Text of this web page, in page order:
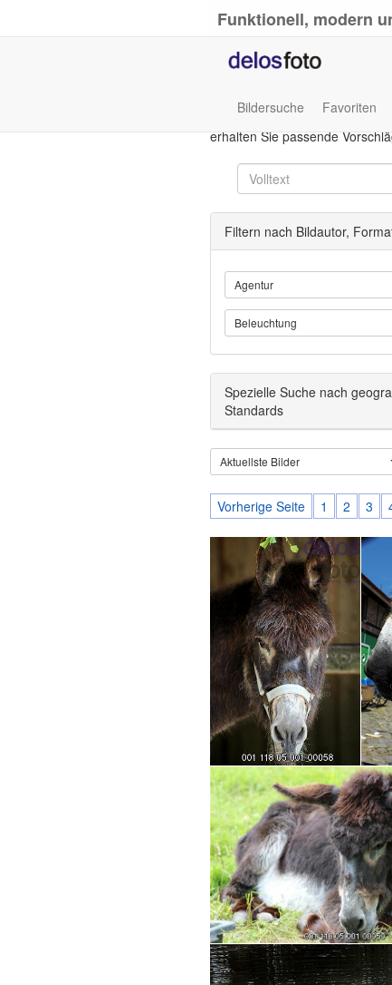
Funktionell, modern
Bildersuche Favoriten
Die Volltextsuche sucht nach
erhalten Sie passende
Filtern nach Bildautor,
Agentur
Beleuchtung
Spezielle Suche nach
Standards
Aktuellste Bilder
Vorherige Seite 1 2 3